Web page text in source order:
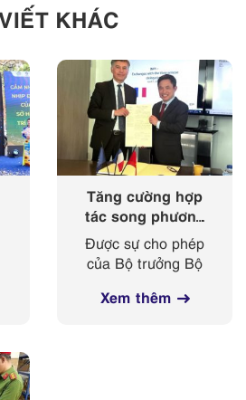
KHÁC
Tăng cường hợp
tác song phương
giữa Cục Sở hữu
trí tuệ với Viện
Sở hữu công
nghiệp Cộng
Được sự cho phép
của Bộ trưởng Bộ
Công nghệ, từ
Xem thêm